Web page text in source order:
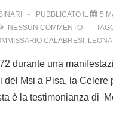
PUBBLICATO IL 5
NESSUN COMMENTO
CALABRESI ,
durante una
del Msi a Pisa, la
è la testimonianza di